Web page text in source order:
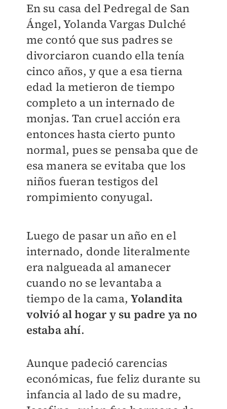
En su casa del Pedregal de San
Ángel, Yolanda Vargas Dulché
me contó que sus padres se
divorciaron cuando ella tenía
cinco años, y que a esa tierna
edad la metieron de tiempo
completo a un internado de
monjas. Tan cruel acción era
entonces hasta cierto punto
normal, pues se pensaba que de
esa manera se evitaba que los
niños fueran testigos del
rompimiento conyugal.
Luego de pasar un año en el
internado, donde literalmente
era nalgueada al amanecer
cuando no se levantaba a
tiempo de la cama,Yolandita
volvió al hogar y su padre ya no
estaba ahí.
Aunque padeció carencias
económicas, fue feliz durante su
infancia al lado de su madre,